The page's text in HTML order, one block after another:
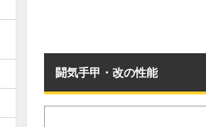
闘気手甲・改の性能